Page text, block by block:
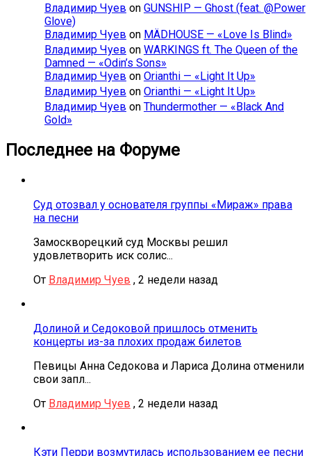
Владимир Чуев on GUNSHIP — Ghost (feat. @Power
Glove)
Владимир Чуев on MÄDHOUSE — «Love Is Blind»
Владимир Чуев on WARKINGS ft. The Queen of the
Damned — «Odin’s Sons»
Владимир Чуев on Orianthi — «Light It Up»
Владимир Чуев on Orianthi — «Light It Up»
Владимир Чуев on Thundermother — «Black And
Gold»
Последнее на Форуме
Суд отозвал у основателя группы «Мираж» права
на песни
Замоскворецкий суд Москвы решил
удовлетворить иск солис...
От Владимир Чуев , 2 недели назад
Долиной и Седоковой пришлось отменить
концерты из-за плохих продаж билетов
Певицы Анна Седокова и Лариса Долина отменили
свои запл...
От Владимир Чуев , 2 недели назад
Кэти Перри возмутилась использованием ее песни